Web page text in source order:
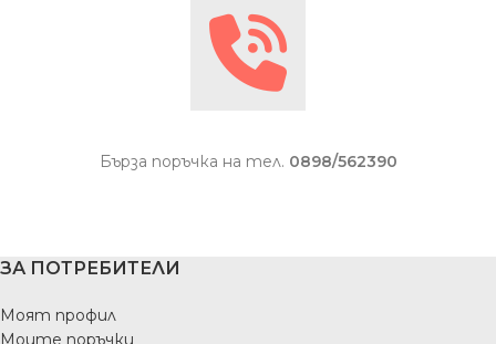
Бърза поръчка на тел. 0898/562390
ЗА ПОТРЕБИТЕЛИ
Моят профил
Моите поръчки